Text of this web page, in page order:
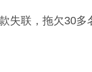
失联，拖欠30多